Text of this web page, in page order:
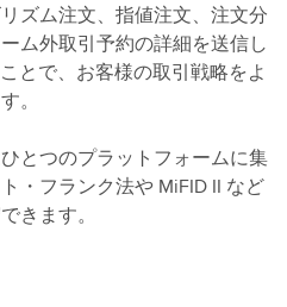
ズム注文、指値注文、注文分
ム外取引予約の詳細を送信し
とで、お客様の取引戦略をよ
。
とつのプラットフォームに集
・フランク法や MiFID II など
きます。